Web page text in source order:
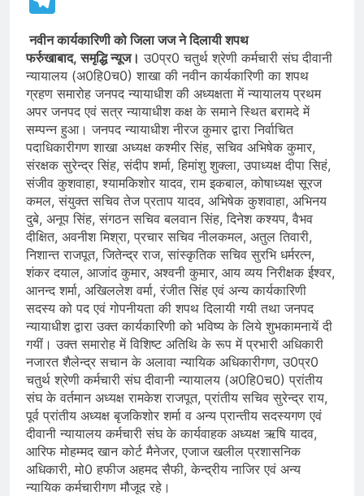
नवीन कार्यकारिणी को जिला जज ने दिलायी शपथ
फर्रुखाबाद, समृद्धि न्यूज। उ0प्र0 चतुर्थ श्रेणी कर्मचारी संघ दीवानी
न्यायालय (अ0हि0च0) शाखा की नवीन कार्यकारिणी का शपथ
ग्रहण समारोह जनपद न्यायाधीश की अध्यक्षता में न्यायालय प्रथम
अपर जनपद एवं सत्र न्यायाधीश कक्ष के समाने स्थित बरामदे में
सम्पन्न हुआ। जनपद न्यायाधीश नीरज कुमार द्वारा निर्वाचित
पदाधिकारीगण शाखा अध्यक्ष कश्मीर सिंह, सचिव अभिषेक कुमार,
संरक्षक सुरेन्द्र सिंह, संदीप शर्मा, हिमांशु शुक्ला, उपाध्यक्ष दीपा सिहं,
संजीव कुशवाहा, श्यामकिशोर यादव, राम इकबाल, कोषाध्यक्ष सूरज
कमल, संयुक्त सचिव तेज प्रताप यादव, अभिषेक कुशवाहा, अभिनय
दुबे, अनूप सिंह, संगठन सचिव बलवान सिंह, दिनेश कश्यप, वैभव
दीक्षित, अवनीश मिश्रा, प्रचार सचिव नीलकमल, अतुल तिवारी,
निशान्त राजपूत, जितेन्द्र राज, सांस्कृतिक सचिव सुरभि धर्मरत्न,
शंकर दयाल, आजांद कुमार, अश्वनी कुमार, आय व्यय निरीक्षक ईश्वर,
आनन्द शर्मा, अखिललेश वर्मा, रंजीत सिंह एवं अन्य कार्यकारिणी
सदस्य को पद एवं गोपनीयता की शपथ दिलायी गयी तथा जनपद
न्यायाधीश द्वारा उक्त कार्यकारिणी को भविष्य के लिये शुभकामनायें दी
गयीं। उक्त समारोह में विशिष्ट अतिथि के रूप में प्रभारी अधिकारी
नजारत शैलेन्द्र सचान के अलावा न्यायिक अधिकारीगण, उ0प्र0
चतुर्थ श्रेणी कर्मचारी संघ दीवानी न्यायालय (अ0हि0च0) प्रांतीय
संघ के वर्तमान अध्यक्ष रामकेश राजपूत, प्रांतीय सचिव सुरेन्द्र राय,
पूर्व प्रांतीय अध्यक्ष बृजकिशोर शर्मा व अन्य प्रान्तीय सदस्यगण एवं
दीवानी न्यायालय कर्मचारी संघ के कार्यवाहक अध्यक्ष ऋषि यादव,
आरिफ मोहम्मद खान कोर्ट मैनेजर, एजाज खलील प्रशासनिक
अधिकारी, मो0 हफीज अहमद सैफी, केन्द्रीय नाजिर एवं अन्य
न्यायिक कर्मचारीगण मौजूद रहे।